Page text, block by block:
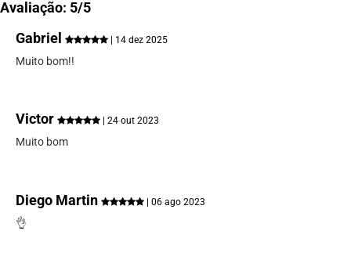
Avaliação: 5/5
Gabriel
| 14 dez 2025
Muito bom!!
Victor | 24 out 2023
Muito bom
Diego Martin | 06 ago 2023
👌